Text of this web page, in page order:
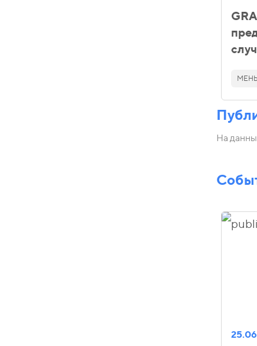
На